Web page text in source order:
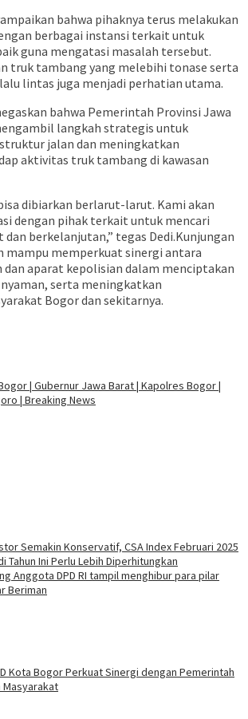
bahwa pihaknya terus melakukan
berbagai instansi terkait untuk
guna mengatasi masalah tersebut.
truk tambang yang melebihi tonase serta
lintas juga menjadi perhatian utama.
bahwa Pemerintah Provinsi Jawa
langkah strategis untuk
jalan dan meningkatkan
aktivitas truk tambang di kawasan
dibiarkan berlarut-larut. Kami akan
dengan pihak terkait untuk mencari
berkelanjutan,” tegas Dedi.Kunjungan
mampu memperkuat sinergi antara
dan aparat kepolisian dalam menciptakan
serta meningkatkan
Bogor dan sekitarnya.
| Gubernur Jawa Barat | Kapolres Bogor |
| Breaking News
Semakin Konservatif, CSA Index Februari 2025
Tahun Ini Perlu Lebih Diperhitungkan
Anggota DPD RI tampil menghibur para pilar
Beriman
Kota Bogor Perkuat Sinergi dengan Pemerintah
Masyarakat